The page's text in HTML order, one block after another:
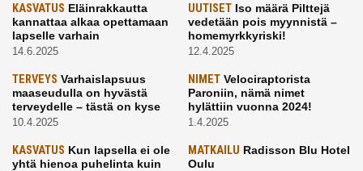
KASVATUS Eläinrakkautta
kannattaa alkaa opettamaan
lapselle varhain
14.6.2025
UUTISETIso määrä Pilttejä
vedetään pois myynnistä –
homemyrkkyriski!
12.4.2025
TERVEYS Varhaislapsuus
maaseudulla on hyvästä
terveydelle – tästä on kyse
10.4.2025
NIMETVelociraptorista
Paroniin, nämä nimet
hylättiin vuonna 2024!
1.4.2025
KASVATUS Kun lapsella ei ole
yhtä hienoa puhelinta kuin
MATKAILU Radisson Blu Hotel
Oulu